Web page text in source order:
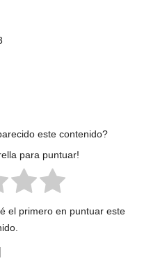
este contenido?
para puntuar!
el primero en puntuar este